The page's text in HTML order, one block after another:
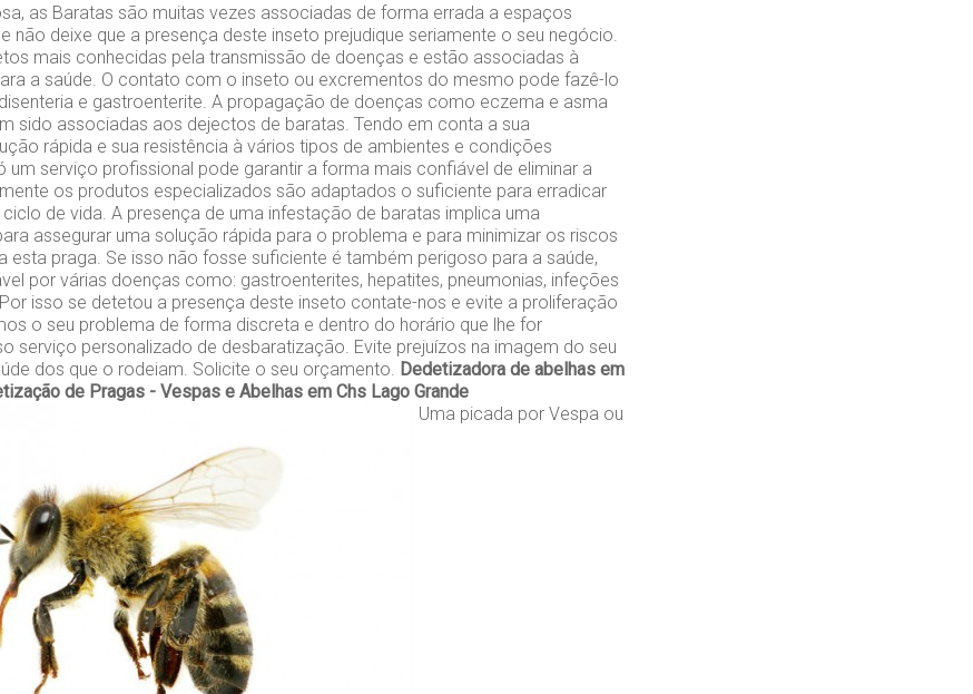
as Baratas são muitas vezes associadas de forma errada a espaços
não deixe que a presença deste inseto prejudique seriamente o seu negócio.
mais conhecidas pela transmissão de doenças e estão associadas à
a saúde. O contato com o inseto ou excrementos do mesmo pode fazê-lo
e gastroenterite. A propagação de doenças como eczema e asma
sido associadas aos dejectos de baratas. Tendo em conta a sua
rápida e sua resistência à vários tipos de ambientes e condições
um serviço profissional pode garantir a forma mais confiável de eliminar a
os produtos especializados são adaptados o suficiente para erradicar
de vida. A presença de uma infestação de baratas implica uma
assegurar uma solução rápida para o problema e para minimizar os riscos
esta praga. Se isso não fosse suficiente é também perigoso para a saúde,
por várias doenças como: gastroenterites, hepatites, pneumonias, infeções
isso se detetou a presença deste inseto contate-nos e evite a proliferação
o seu problema de forma discreta e dentro do horário que lhe for
serviço personalizado de desbaratização. Evite prejuízos na imagem do seu
dos que o rodeiam. Solicite o seu orçamento.
Dedetizadora de abelhas em
de Pragas - Vespas e Abelhas em Chs Lago Grande
Uma picada por Vespa ou